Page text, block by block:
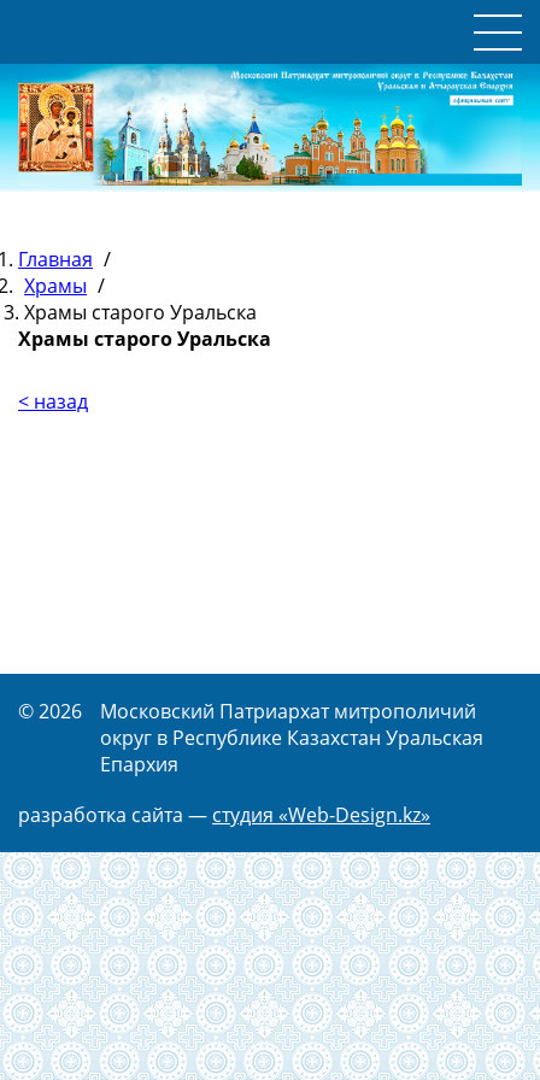
Главная /
Храмы /
Храмы старого Уральска
Храмы старого Уральска
< назад
© 2026
Московский Патриархат митрополичий
округ в Республике Казахстан Уральская
Епархия
разработка сайта — студия «Web-Design.kz»